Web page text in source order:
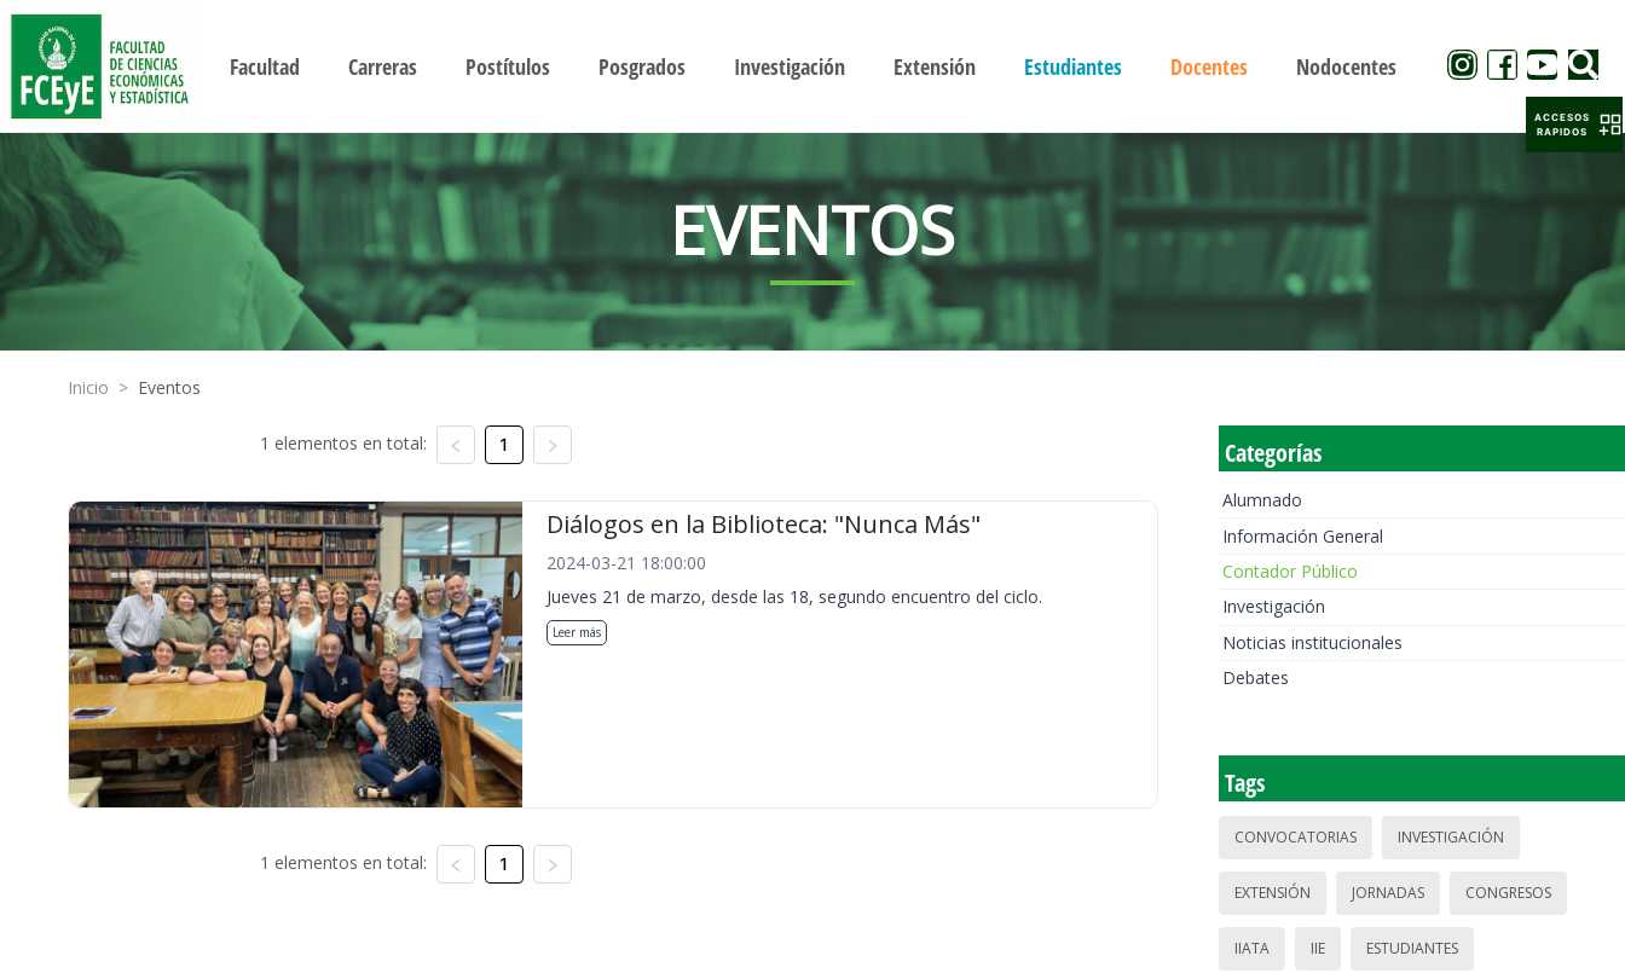
Facultad Carreras Postítulos Posgrados Investigación Extensión Estudiantes Docentes Nodocentes
EVENTOS
Inicio > Eventos
1 elementos en total: 1
Diálogos en la Biblioteca: "Nunca Más"
2024-03-21 18:00:00
Jueves 21 de marzo, desde las 18, segundo encuentro del ciclo.
Leer más
1 elementos en total: 1
Categorías
Alumnado
Información General
Contador Público
Investigación
Noticias institucionales
Debates
Tags
CONVOCATORIAS INVESTIGACIÓN
EXTENSIÓN JORNADAS CONGRESOS
IIATA IIE ESTUDIANTES
ACCESOS
RAPIDOS